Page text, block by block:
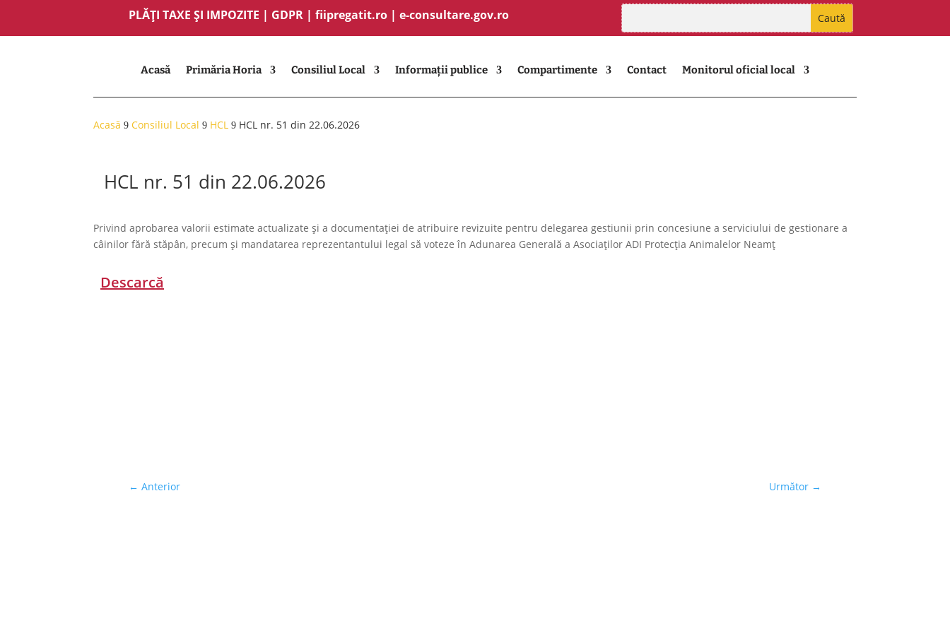
PLĂȚI TAXE ȘI IMPOZITE | GDPR | fiipregatit.ro | e-consultare.gov.ro
Acasă Primăria Horia Consiliul Local Informații publice Compartimente Contact Monitorul oficial local
Acasă 9 Consiliul Local 9 HCL 9 HCL nr. 51 din 22.06.2026
HCL nr. 51 din 22.06.2026
Privind aprobarea valorii estimate actualizate și a documentației de atribuire revizuite pentru delegarea gestiunii prin concesiune a serviciului de gestionare a
câinilor fără stăpân, precum și mandatarea reprezentantului legal să voteze în Adunarea Generală a Asociaților ADI Protecția Animalelor Neamț
Descarcă
← Anterior Următor →